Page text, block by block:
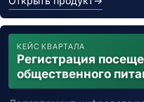
КЕЙС КВАРТАЛА
Регистрация
общественного
уведомления о